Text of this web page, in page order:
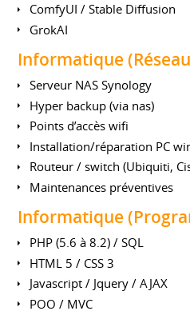
ComfyUI / Stable Diffusion
GrokAI
Informatique
Serveur NAS Synology
Hyper backup (via nas)
Points d’accès wifi
Installation/réparation PC
Routeur / switch (Ubiquiti,
Maintenances préventives
Informatique
PHP (5.6 à 8.2) / SQL
HTML 5 / CSS 3
Javascript / Jquery / AJAX
POO / MVC